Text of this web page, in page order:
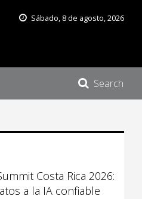
Sábado, 8 de agosto, 2026
Search
Costa Rica 2026:
a la IA confiable